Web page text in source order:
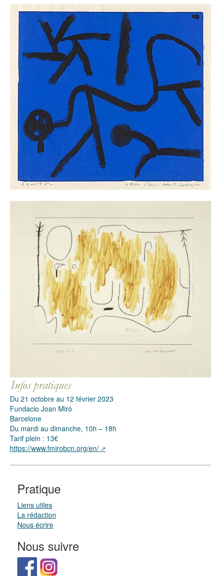
Du 21 octobre au 12 février 2023
Fundacio Joan Miró
Barcelone
Du mardi au dimanche, 10h – 18h
Tarif plein : 13€
https://www.fmirobcn.org/en/
Pratique
Liens utiles
La rédaction
Nous écrire
Nous suivre